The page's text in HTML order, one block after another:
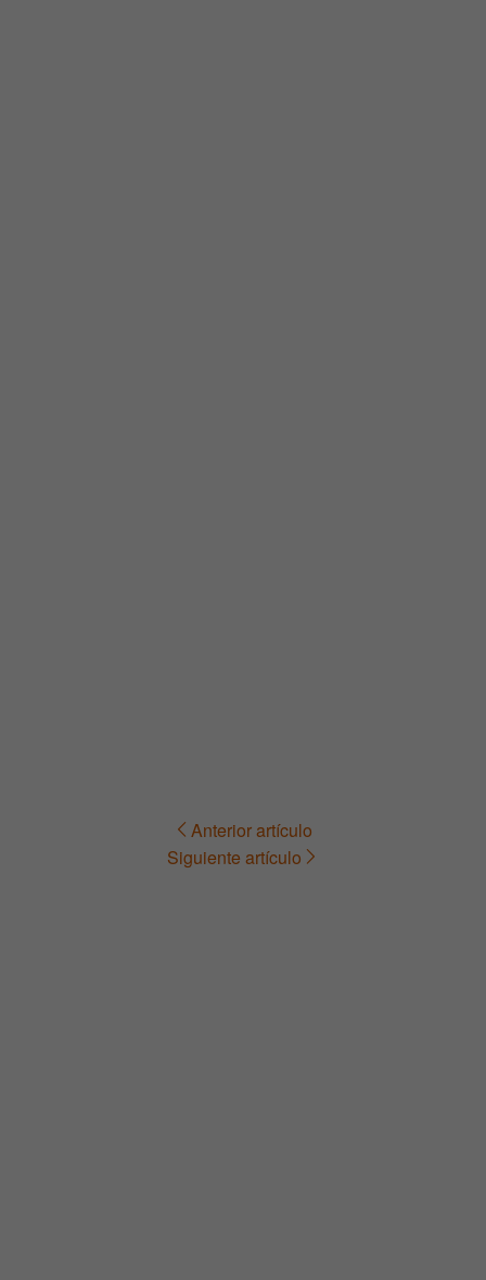
Navegación Anterior artículo
Siguiente artículo